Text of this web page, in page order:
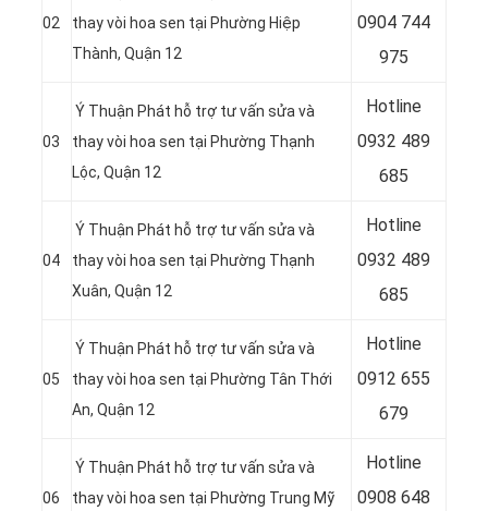
02
thay vòi hoa sen tại Phường Hiệp
Thành, Quận 12
0904 744
975
03
Ý Thuận Phát hỗ trợ tư vấn sửa và
thay vòi hoa sen tại Phường Thạnh
Lộc, Quận 12
Hotline
0932 489
685
04
Ý Thuận Phát hỗ trợ tư vấn sửa và
thay vòi hoa sen tại Phường Thạnh
Xuân, Quận 12
Hotline
0932 489
685
05
Ý Thuận Phát hỗ trợ tư vấn sửa và
thay vòi hoa sen tại Phường Tân Thới
An, Quận 12
Hotline
0912 655
679
06
Ý Thuận Phát hỗ trợ tư vấn sửa và
thay vòi hoa sen tại Phường Trung Mỹ
Hotline
0908 648